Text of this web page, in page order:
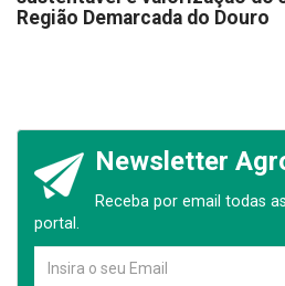
Região Demarcada do Douro
Newsletter
Receba por email todas
portal.